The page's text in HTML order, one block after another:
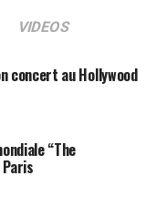
VIDEOS
concert au Hollywood
“The